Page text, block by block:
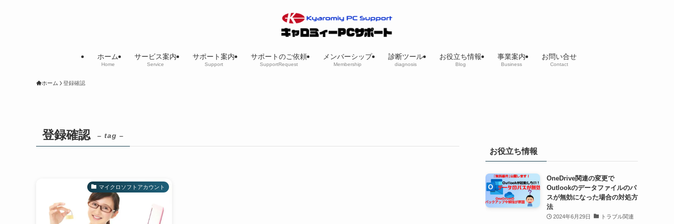
ホーム
Home
サービス案内
Service
サポート案内
Support
サポートのご依頼
SupportRequest
メンバーシップ
Membership
診断ツール
diagnosis
お役立ち情報
Blog
事業案内
Business
お問い合せ
Contact
ホーム 登録確認
登録確認 – tag –
マイクロソフトアカウント
お役立ち情報
OneDrive関連の変更で
Outlookのデータファイルのパ
スが無効になった場合の対処方
法
2024年6月29日 トラブル関連